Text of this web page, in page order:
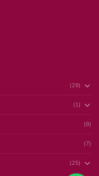
(29)
(1)
(9)
(7)
(25)